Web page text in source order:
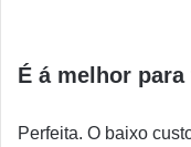
É á melhor
Perfeita. O baixo